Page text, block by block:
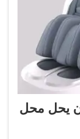
يحل محل